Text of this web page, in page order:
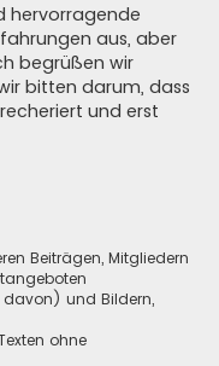
hervorragende
aus, aber
begrüßen wir
bitten darum, dass
und erst
Beiträgen, Mitgliedern
davon) und Bildern,
ohne